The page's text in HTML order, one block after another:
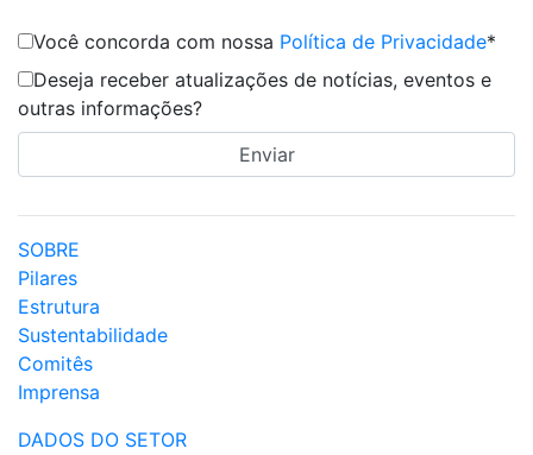
Você concorda com nossa Política de Privacidade*
Deseja receber atualizações de notícias, eventos e
outras informações?
SOBRE
Pilares
Estrutura
Sustentabilidade
Comitês
Imprensa
DADOS DO SETOR